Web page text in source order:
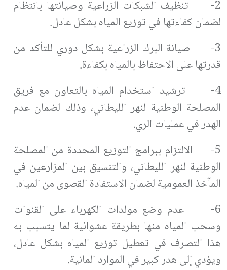
2- تنظيف الشبكات الزراعية وصيانتها بانتظام
لضمان كفاءتها في توزيع المياه بشكل عادل.
3- صيانة البرك الزراعية بشكل دوري للتأكد من
قدرتها على الاحتفاظ بالمياه بكفاءة.
4- ترشيد استخدام المياه بالتعاون مع فريق
المصلحة الوطنية لنهر الليطاني، وذلك لضمان عدم
الهدر في عمليات الري.
5- الالتزام ببرامج التوزيع المحددة من المصلحة
الوطنية لنهر الليطاني، والتنسيق بين المزارعين في
المآخذ العمومية لضمان الاستفادة القصوى من المياه.
6- عدم وضع مولدات الكهرباء على القنوات
وسحب المياه منها بطريقة عشوائية لما يتسبب به
هذا التصرف في تعطيل توزيع المياه بشكل عادل،
ويؤدي إلى هدر كبير في الموارد المائية.